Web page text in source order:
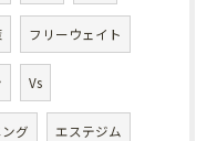
フリーウェイト
Vs
グ エステジム